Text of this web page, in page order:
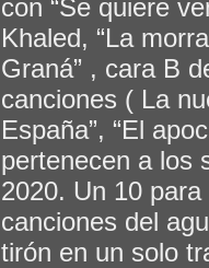
con “Se quiere
Khaled, “La
Graná” , cara B
canciones ( La
España”, “El
pertenecen a los
2020. Un 10
canciones del
tirón en un solo